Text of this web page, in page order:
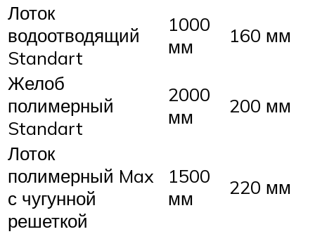
Лоток
водоотводящий
Standart
1000
мм
160 мм
Желоб
полимерный
Standart
2000
мм
200 мм
Лоток
полимерный Max
с чугунной
решеткой
1500
мм
220 мм